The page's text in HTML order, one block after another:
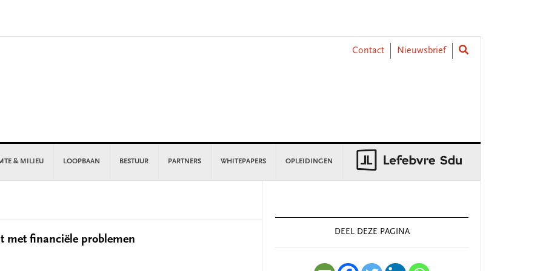
Contact
Nieuwsbrief
& MILIEU LOOPBAAN BESTUUR PARTNERS WHITEPAPERS OPLEIDINGEN
met financiële problemen
Sidebar
DEEL DEZE PAGINA